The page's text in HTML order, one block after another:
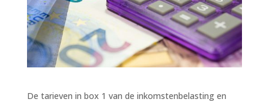
De tarieven in box 1 van de inkomstenbelasting en